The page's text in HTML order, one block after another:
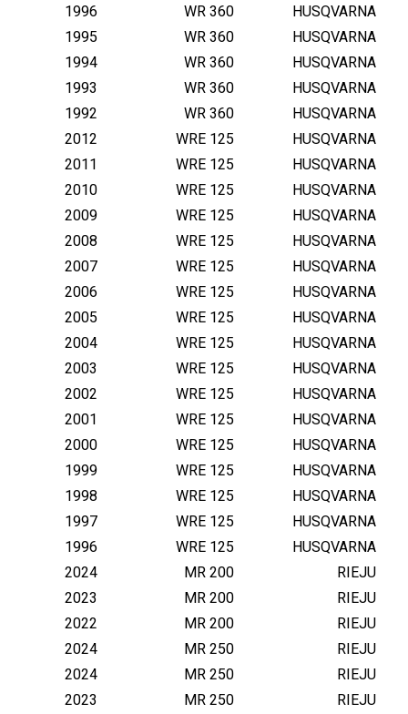
HUSQVARNA
WR 360
1996
HUSQVARNA
WR 360
1995
HUSQVARNA
WR 360
1994
HUSQVARNA
WR 360
1993
HUSQVARNA
WR 360
1992
HUSQVARNA
WRE 125
2012
HUSQVARNA
WRE 125
2011
HUSQVARNA
WRE 125
2010
HUSQVARNA
WRE 125
2009
HUSQVARNA
WRE 125
2008
HUSQVARNA
WRE 125
2007
HUSQVARNA
WRE 125
2006
HUSQVARNA
WRE 125
2005
HUSQVARNA
WRE 125
2004
HUSQVARNA
WRE 125
2003
HUSQVARNA
WRE 125
2002
HUSQVARNA
WRE 125
2001
HUSQVARNA
WRE 125
2000
HUSQVARNA
WRE 125
1999
HUSQVARNA
WRE 125
1998
HUSQVARNA
WRE 125
1997
HUSQVARNA
WRE 125
1996
RIEJU
MR 200
2024
RIEJU
MR 200
2023
RIEJU
MR 200
2022
RIEJU
MR 250
2024
RIEJU
MR 250
2024
RIEJU
MR 250
2023